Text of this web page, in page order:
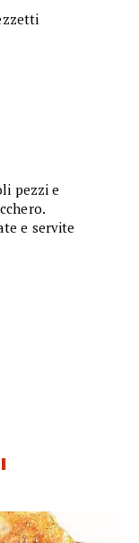
pezzi e
e servite